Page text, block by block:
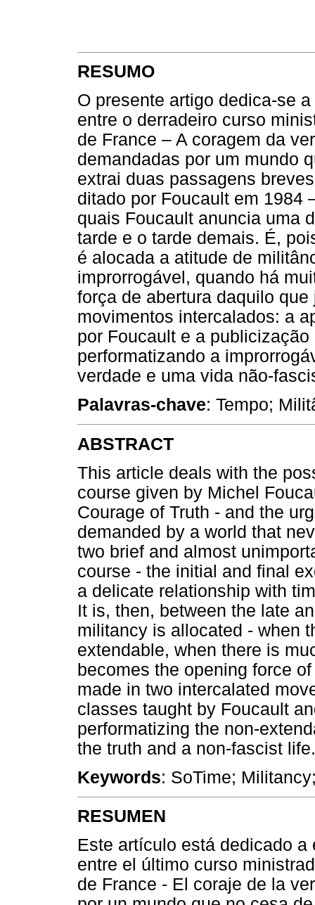
RESUMO
O presente artigo dedica-se
entre o derradeiro curso
de France – A coragem da
demandadas por um mundo
extrai duas passagens
ditado por Foucault em 1984
quais Foucault anuncia uma
tarde e o tarde demais. É,
é alocada a atitude de
improrrogável, quando há
força de abertura daquilo
movimentos intercalados: a
por Foucault e a
performatizando a
verdade e uma vida não-
Palavras-chave: Tempo;
ABSTRACT
This article deals with the
course given by Michel
Courage of Truth - and the
demanded by a world that
two brief and almost
course - the initial and final
a delicate relationship with
It is, then, between the late
militancy is allocated - when
extendable, when there is
becomes the opening force
made in two intercalated
classes taught by Foucault
performatizing the non-
the truth and a non-fascist life.
Keywords: SoTime;
RESUMEN
Este artículo está dedicado
entre el último curso
de France - El coraje de la